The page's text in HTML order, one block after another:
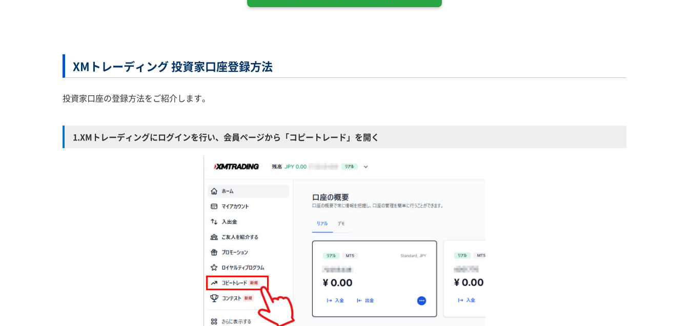
XMトレーディング 投資家口座登録方法
投資家口座の登録方法をご紹介します。
1.XMトレーディングにログインを行い、会員ページから「コピートレード」を開く